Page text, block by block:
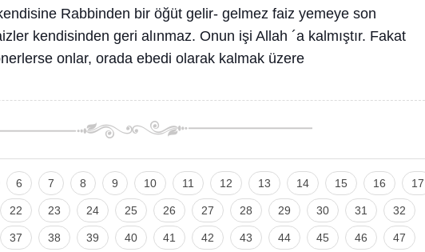
Rabbinden bir öğüt gelir- gelmez faiz yemeye son
kendisinden geri alınmaz. Onun işi Allah ´a kalmıştır. Fakat
onlar, orada ebedi olarak kalmak üzere
6 7 8 9 10 11 12 13 14 15 16 17
22 23 24 25 26 27 28 29 30 31 32
37 38 39 40 41 42 43 44 45 46 47